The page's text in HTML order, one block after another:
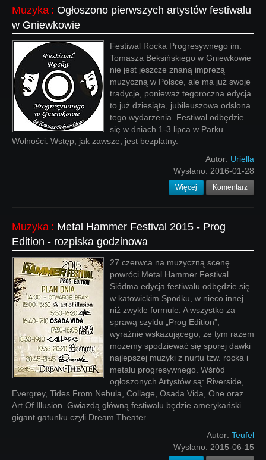
Muzyka : Ogłoszono pierwszych artystów festiwalu
w Gniewkowie
Festiwal Rocka Progresywnego im.
Tomasza Beksińskiego w Gniewkowie
nie jest jeszcze znaną imprezą
muzyczną w Polsce, ale ma już swoje
tradycje, ponieważ tegoroczna edycja
to już dziesiąta, jubileuszowa odsłona
tego wydarzenia. Festiwal odbędzie
się w dniach 1-3 lipca w Parku
Wolności. Wstęp, jak zawsze, jest bezpłatny.
Autor: Uriella
Wysłano: 2016-01-28
Więcej Komentarz
Muzyka : Metal Hammer Festival 2015 - Prog
Edition - rozpiska godzinowa
27 czerwca na muzyczną scenę
powróci Metal Hammer Festival.
Siódma edycja festiwalu odbędzie się
w katowickim Spodku, w nieco innej
niż zwykle formule. A wszystko za
sprawą szyldu „Prog Edition”,
wyraźnie wskazującego, że tym razem
możemy spodziewać się sporej dawki
najlepszej muzyki z nurtu tzw. rocka i
metalu progresywnego. Wśród
ogłoszonych Artystów są: Riverside,
Evergrey, Tides From Nebula, Collage, Osada Vida, One oraz
Art Of Illusion. Gwiazdą główną festiwalu będzie amerykański
gigant gatunku czyli Dream Theater.
Autor: Teufel
Wysłano: 2015-06-15